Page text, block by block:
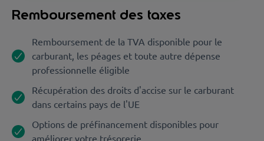
Remboursement des taxes
Remboursement de la TVA disponible pour le
carburant, les péages et toute autre dépense
professionnelle éligible
Récupération des droits d'accise sur le carburant
dans certains pays de l'UE
Options de préfinancement disponibles pour
améliorer votre trésorerie